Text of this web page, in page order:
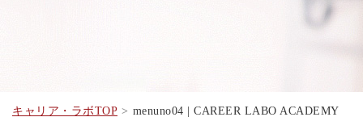
キャリア・ラボTOP menuno04 | CAREER LABO ACADEMY